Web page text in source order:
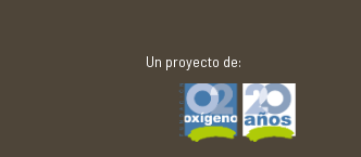
Un proyecto de: